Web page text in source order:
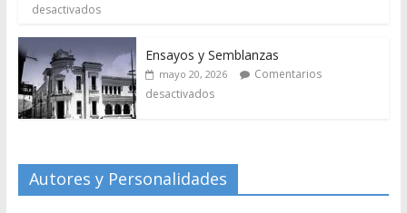
desactivados
Ensayos y Semblanzas
mayo 20, 2026
Comentarios
desactivados
Autores y Personalidades